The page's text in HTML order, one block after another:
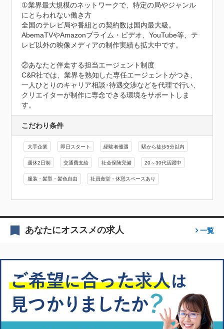
①業界最大規模のネットワークで、特定の局やジャンル
にとらわれない働き方
全国のテレビ局や番組との契約数は国内最大級。
AbemaTVやAmazonプライム・ビデオ、YouTube等、テ
レビ以外の映像メディアの制作実績も拡大中です。
②あなたと伴走する担当エージェント制度
C&R社では、業界を熟知した専任エージェントがつき、
一人ひとりのキャリア相談･待遇交渉などを代理で行い、
クリエイターが制作に専念できる環境をサポートしま
す。
こだわり条件
大手企業 即日スタート 経験者優遇 駅から徒歩5分以内
週休2日制 交通費支給 社会保険完備 20～30代活躍中
服装・髪型・髪色自由 社員食堂・休憩スペースあり
あなたにオススメの求人 一覧